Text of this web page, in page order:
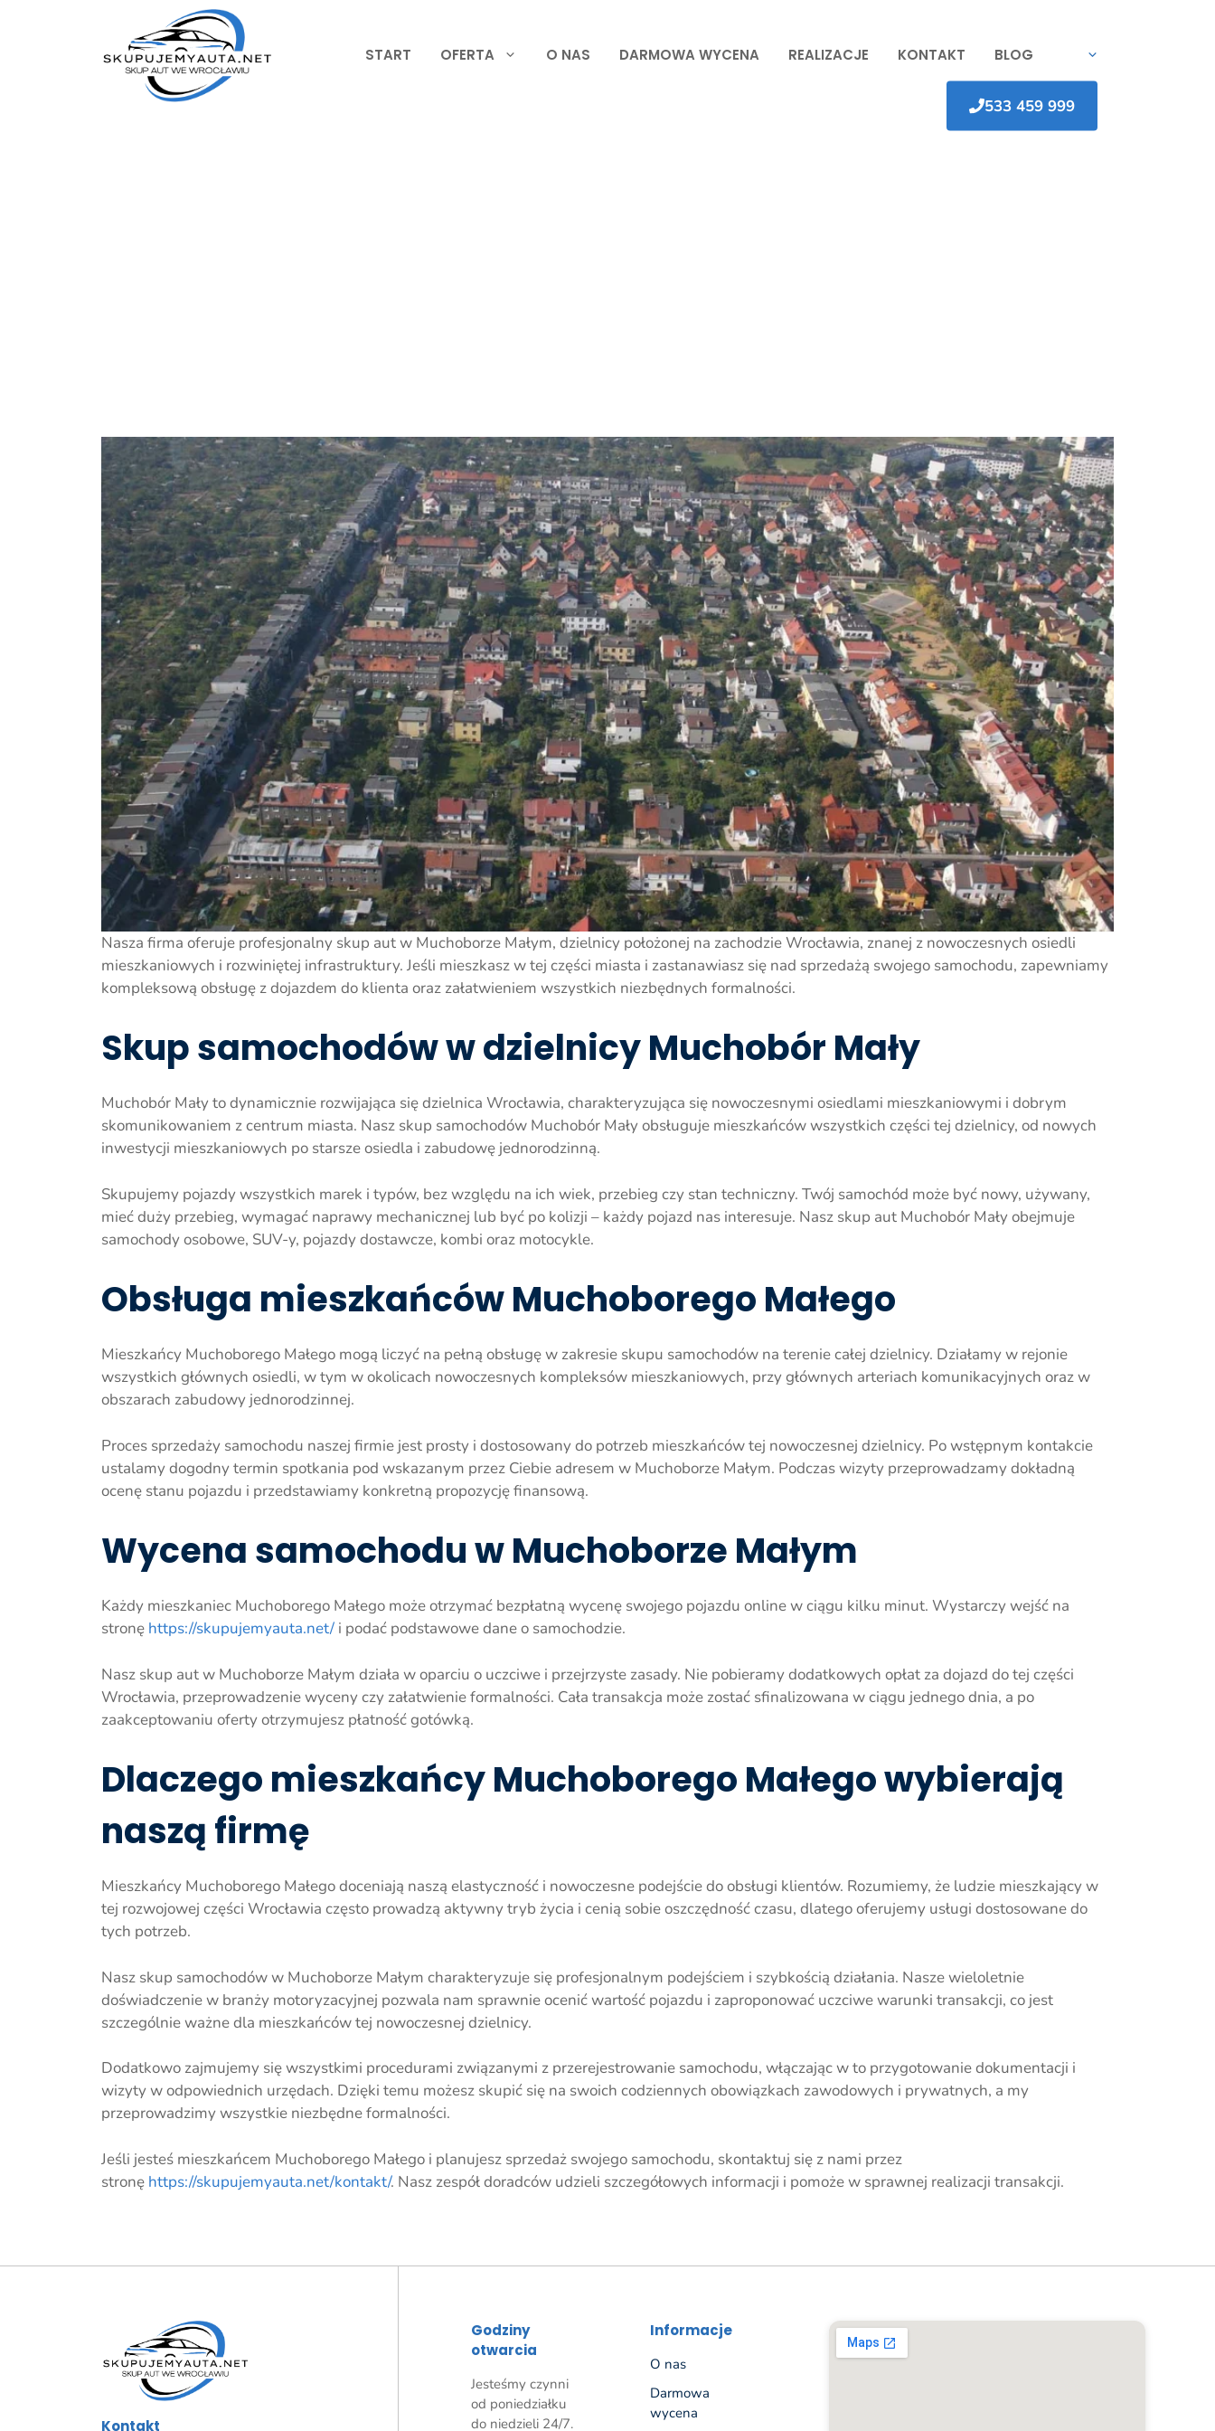
START OFERTA O NAS DARMOWA WYCENA REALIZACJE KONTAKT BLOG
533 459 999
Nasza firma oferuje profesjonalny skup aut w Muchoborze Małym, dzielnicy położonej na zachodzie Wrocławia, znanej z nowoczesnych osiedli
mieszkaniowych i rozwiniętej infrastruktury. Jeśli mieszkasz w tej części miasta i zastanawiasz się nad sprzedażą swojego samochodu, zapewniamy
kompleksową obsługę z dojazdem do klienta oraz załatwieniem wszystkich niezbędnych formalności.
Skup samochodów w dzielnicy Muchobór Mały
Muchobór Mały to dynamicznie rozwijająca się dzielnica Wrocławia, charakteryzująca się nowoczesnymi osiedlami mieszkaniowymi i dobrym
skomunikowaniem z centrum miasta. Nasz skup samochodów Muchobór Mały obsługuje mieszkańców wszystkich części tej dzielnicy, od nowych
inwestycji mieszkaniowych po starsze osiedla i zabudowę jednorodzinną.
Skupujemy pojazdy wszystkich marek i typów, bez względu na ich wiek, przebieg czy stan techniczny. Twój samochód może być nowy, używany,
mieć duży przebieg, wymagać naprawy mechanicznej lub być po kolizji – każdy pojazd nas interesuje. Nasz skup aut Muchobór Mały obejmuje
samochody osobowe, SUV-y, pojazdy dostawcze, kombi oraz motocykle.
Obsługa mieszkańców Muchoborego Małego
Mieszkańcy Muchoborego Małego mogą liczyć na pełną obsługę w zakresie skupu samochodów na terenie całej dzielnicy. Działamy w rejonie
wszystkich głównych osiedli, w tym w okolicach nowoczesnych kompleksów mieszkaniowych, przy głównych arteriach komunikacyjnych oraz w
obszarach zabudowy jednorodzinnej.
Proces sprzedaży samochodu naszej firmie jest prosty i dostosowany do potrzeb mieszkańców tej nowoczesnej dzielnicy. Po wstępnym kontakcie
ustalamy dogodny termin spotkania pod wskazanym przez Ciebie adresem w Muchoborze Małym. Podczas wizyty przeprowadzamy dokładną
ocenę stanu pojazdu i przedstawiamy konkretną propozycję finansową.
Wycena samochodu w Muchoborze Małym
Każdy mieszkaniec Muchoborego Małego może otrzymać bezpłatną wycenę swojego pojazdu online w ciągu kilku minut. Wystarczy wejść na
stronę https://skupujemyauta.net/ i podać podstawowe dane o samochodzie.
Nasz skup aut w Muchoborze Małym działa w oparciu o uczciwe i przejrzyste zasady. Nie pobieramy dodatkowych opłat za dojazd do tej części
Wrocławia, przeprowadzenie wyceny czy załatwienie formalności. Cała transakcja może zostać sfinalizowana w ciągu jednego dnia, a po
zaakceptowaniu oferty otrzymujesz płatność gotówką.
Dlaczego mieszkańcy Muchoborego Małego wybierają
naszą firmę
Mieszkańcy Muchoborego Małego doceniają naszą elastyczność i nowoczesne podejście do obsługi klientów. Rozumiemy, że ludzie mieszkający w
tej rozwojowej części Wrocławia często prowadzą aktywny tryb życia i cenią sobie oszczędność czasu, dlatego oferujemy usługi dostosowane do
tych potrzeb.
Nasz skup samochodów w Muchoborze Małym charakteryzuje się profesjonalnym podejściem i szybkością działania. Nasze wieloletnie
doświadczenie w branży motoryzacyjnej pozwala nam sprawnie ocenić wartość pojazdu i zaproponować uczciwe warunki transakcji, co jest
szczególnie ważne dla mieszkańców tej nowoczesnej dzielnicy.
Dodatkowo zajmujemy się wszystkimi procedurami związanymi z przerejestrowanie samochodu, włączając w to przygotowanie dokumentacji i
wizyty w odpowiednich urzędach. Dzięki temu możesz skupić się na swoich codziennych obowiązkach zawodowych i prywatnych, a my
przeprowadzimy wszystkie niezbędne formalności.
Jeśli jesteś mieszkańcem Muchoborego Małego i planujesz sprzedaż swojego samochodu, skontaktuj się z nami przez
stronę https://skupujemyauta.net/kontakt/. Nasz zespół doradców udzieli szczegółowych informacji i pomoże w sprawnej realizacji transakcji.
Kontakt
Godziny
otwarcia
Jesteśmy czynni
od poniedziałku
do niedzieli 24/7.
Informacje
O nas
Darmowa
wycena